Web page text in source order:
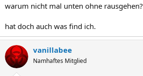
warum nicht mal unten ohne rausgehen?
hat doch auch was find ich.
vanillabee
Namhaftes Mitglied